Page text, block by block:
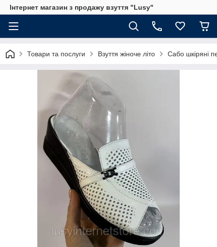
Інтернет магазин з продажу взуття "Lusy"
Товари та послуги Взуття жіноче літо Сабо шкіряні